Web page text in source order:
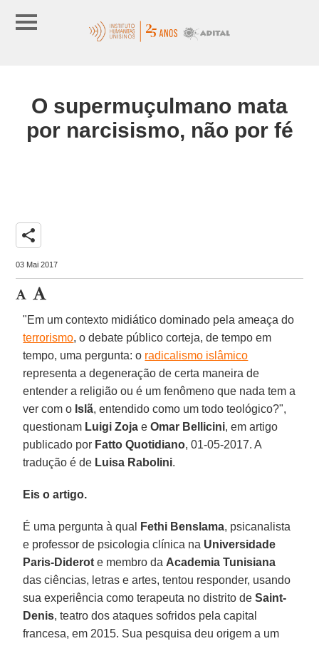
O supermuçulmano mata
por narcisismo, não por fé
share
03 Mai 2017
"Em um contexto midiático dominado pela ameaça do
terrorismo, o debate público corteja, de tempo em
tempo, uma pergunta: o radicalismo islâmico
representa a degeneração de certa maneira de
entender a religião ou é um fenômeno que nada tem a
ver com o Islã, entendido como um todo teológico?",
questionam Luigi Zoja eOmar Bellicini, em artigo
publicado por Fatto Quotidiano, 01-05-2017. A
tradução é de Luisa Rabolini.
Eis o artigo.
É uma pergunta à qual Fethi Benslama, psicanalista
e professor de psicologia clínica na Universidade
Paris-Diderot e membro da Academia Tunisiana
das ciências, letras e artes, tentou responder, usando
sua experiência como terapeuta no distrito deSaint-
Denis, teatro dos ataques sofridos pela capital
francesa, em 2015. Sua pesquisa deu origem a um